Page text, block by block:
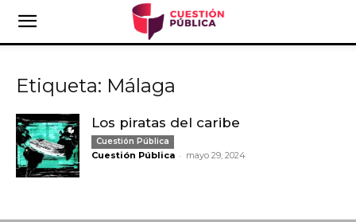
Etiqueta: Málaga
Los piratas del caribe
Cuestión Pública
Cuestión Pública - mayo 29, 2024